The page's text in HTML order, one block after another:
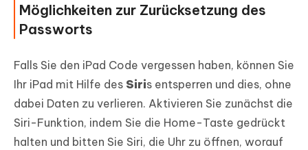
Möglichkeiten zur Zurücksetzung des
Passworts
Falls Sie den iPad Code vergessen haben, können Sie
Ihr iPad mit Hilfe des Siris entsperren und dies, ohne
dabei Daten zu verlieren. Aktivieren Sie zunächst die
Siri-Funktion, indem Sie die Home-Taste gedrückt
halten und bitten Sie Siri, die Uhr zu öffnen, worauf